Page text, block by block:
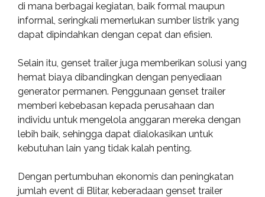
di mana berbagai kegiatan, baik formal maupun
informal, seringkali memerlukan sumber listrik yang
dapat dipindahkan dengan cepat dan efisien.
Selain itu, genset trailer juga memberikan solusi yang
hemat biaya dibandingkan dengan penyediaan
generator permanen. Penggunaan genset trailer
memberi kebebasan kepada perusahaan dan
individu untuk mengelola anggaran mereka dengan
lebih baik, sehingga dapat dialokasikan untuk
kebutuhan lain yang tidak kalah penting.
Dengan pertumbuhan ekonomis dan peningkatan
jumlah event di Blitar, keberadaan genset trailer